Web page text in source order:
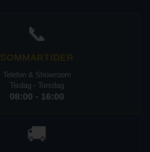
📞
SOMMARTIDER
Telefon & Showroom
Tisdag - Torsdag
08:00 - 16:00
🚚